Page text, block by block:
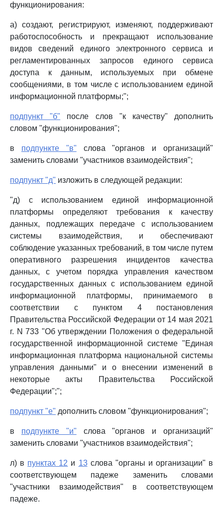
функционирования:
а) создают, регистрируют, изменяют, поддерживают
работоспособность и прекращают использование
видов сведений единого электронного сервиса и
регламентированных запросов единого сервиса
доступа к данным, используемых при обмене
сообщениями, в том числе с использованием единой
информационной платформы;";
подпункт "б" после слов "к качеству" дополнить
словом "функционирования";
в подпункте "в" слова "органов и организаций"
заменить словами "участников взаимодействия";
подпункт "д" изложить в следующей редакции:
"д) с использованием единой информационной
платформы определяют требования к качеству
данных, подлежащих передаче с использованием
системы взаимодействия, и обеспечивают
соблюдение указанных требований, в том числе путем
оперативного разрешения инцидентов качества
данных, с учетом порядка управления качеством
государственных данных с использованием единой
информационной платформы, принимаемого в
соответствии с пунктом 4 постановления
Правительства Российской Федерации от 14 мая 2021
г. N 733 "Об утверждении Положения о федеральной
государственной информационной системе "Единая
информационная платформа национальной системы
управления данными" и о внесении изменений в
некоторые акты Правительства Российской
Федерации";";
подпункт "е" дополнить словом "функционирования";
в подпункте "и" слова "органов и организаций"
заменить словами "участников взаимодействия";
л) в пунктах 12 и 13слова "органы и организации" в
соответствующем падеже заменить словами
"участники взаимодействия" в соответствующем
падеже.